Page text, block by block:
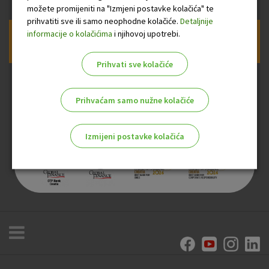
Prijava na newsletter OTP banke
možete promijeniti na "Izmjeni postavke kolačića" te
prihvatiti sve ili samo neophodne kolačiće. Detaljnije
informacije o kolačićima i njihovoj upotrebi.
Prihvati sve kolačiće
Prihvaćam samo nužne kolačiće
Izmijeni postavke kolačića